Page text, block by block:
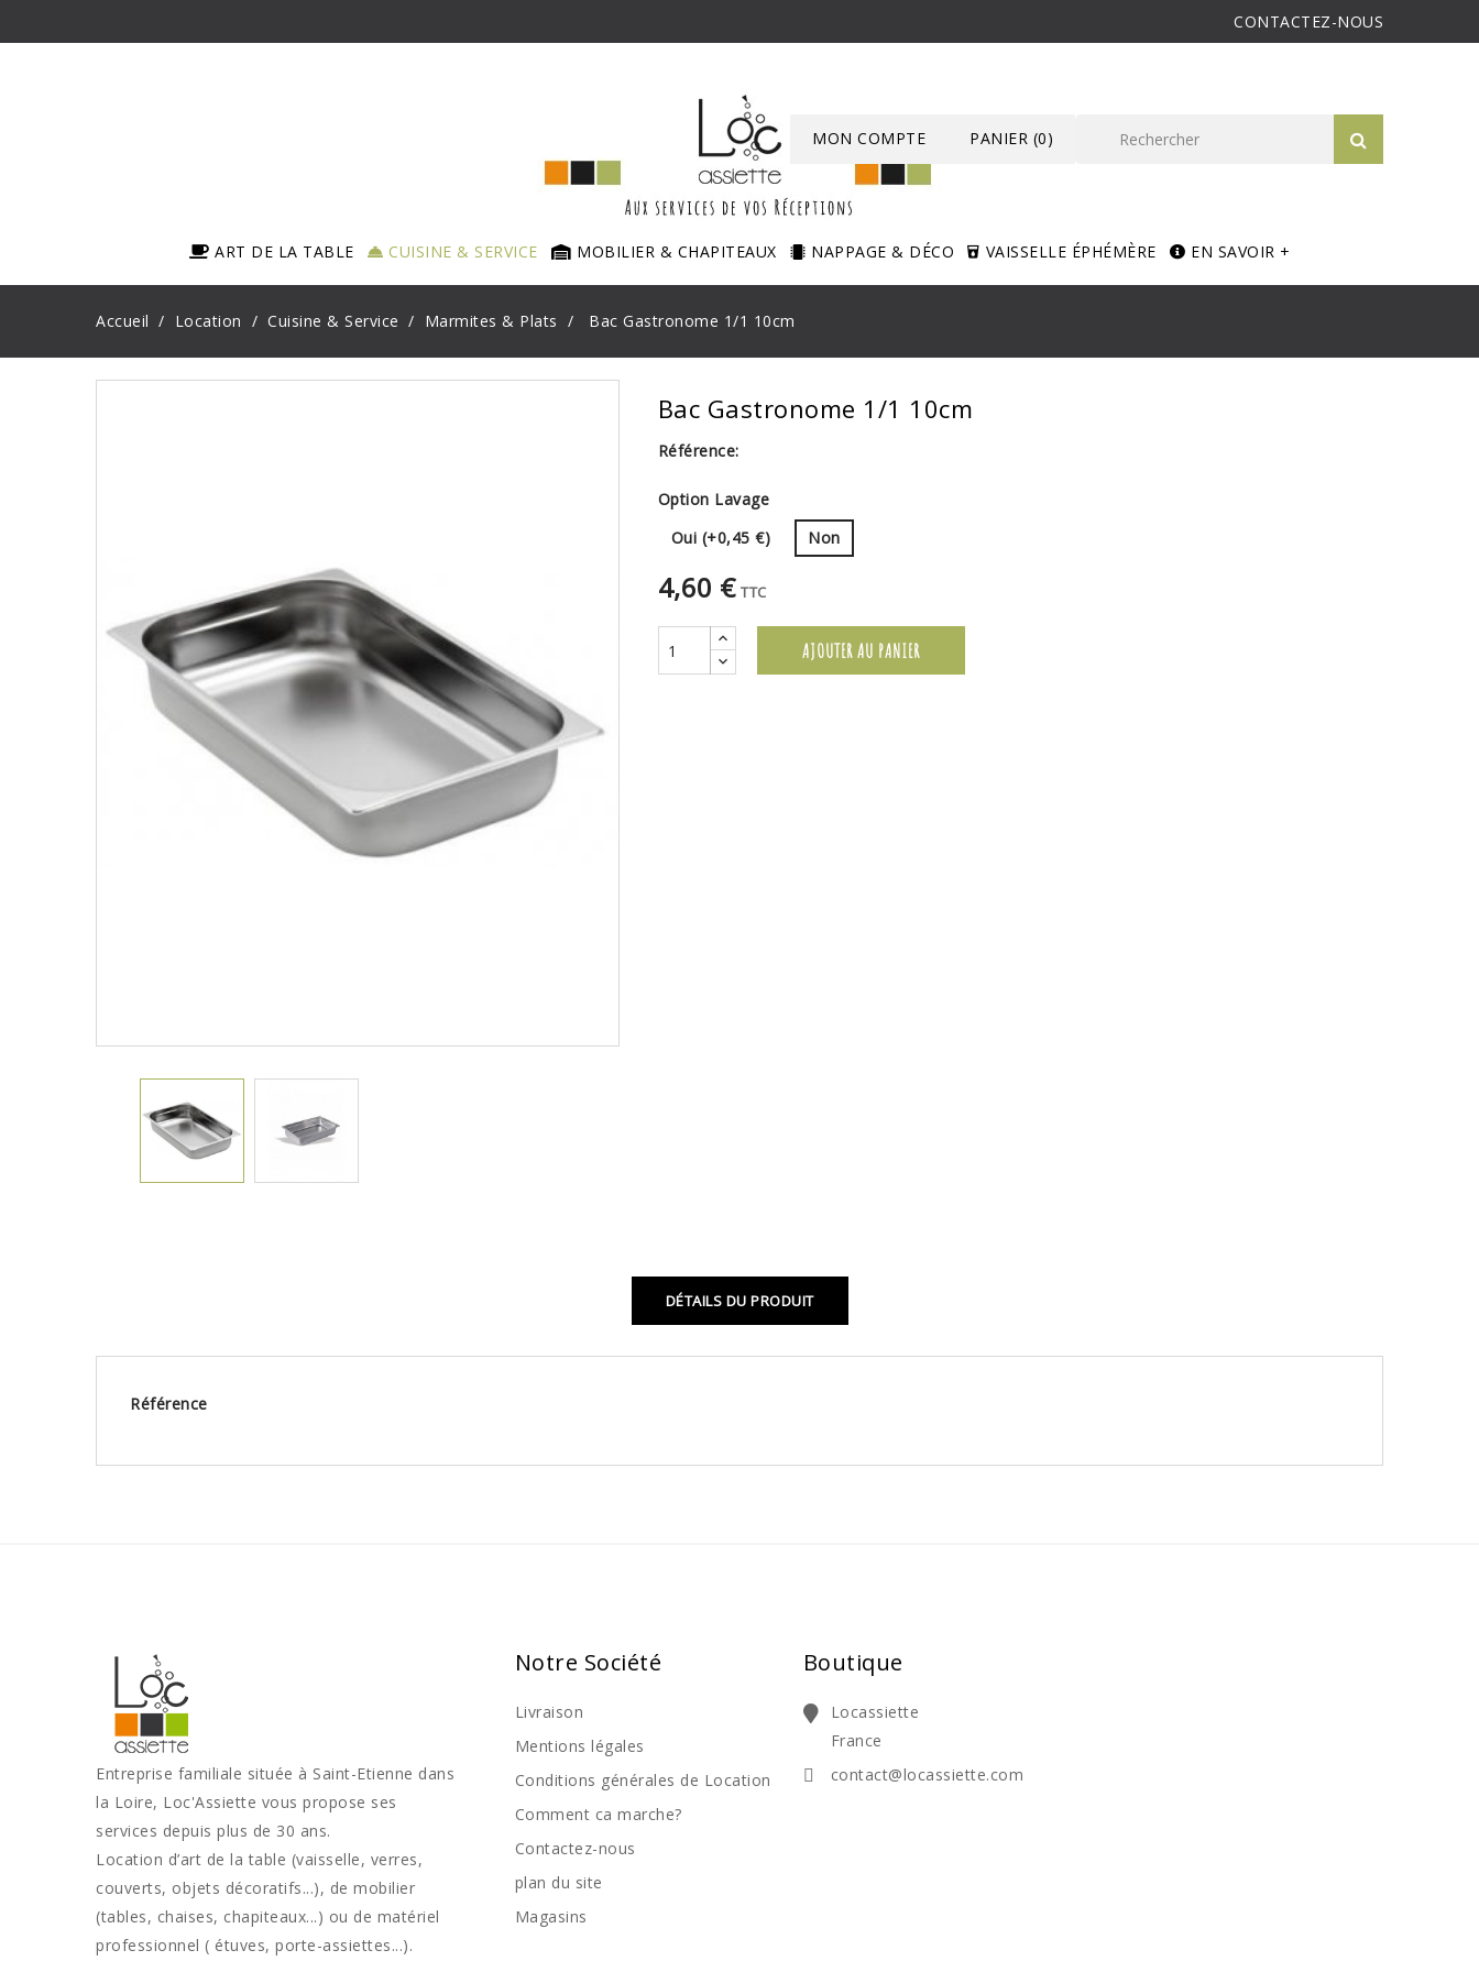
CONTACTEZ-NOUS
PANIER (0)
MON COMPTE
ART DE LA TABLE CUISINE & SERVICE MOBILIER & CHAPITEAUX NAPPAGE & DÉCO VAISSELLE ÉPHÉMÈRE EN SAVOIR +
Accueil Location Cuisine & Service Marmites & Plats Bac Gastronome 1/1 10cm
Bac Gastronome 1/1 10cm
Référence:
Option Lavage
Oui (+0,45 €)
Non
4,60 € TTC
AJOUTER AU PANIER
DÉTAILS DU PRODUIT
Référence
Entreprise familiale située à Saint-Etienne dans
la Loire, Loc'Assiette vous propose ses
services depuis plus de 30 ans.
Location d’art de la table (vaisselle, verres,
couverts, objets décoratifs...), de mobilier
(tables, chaises, chapiteaux...) ou de matériel
professionnel ( étuves, porte-assiettes...).
Notre Société
Livraison
Mentions légales
Conditions générales de Location
Comment ca marche?
Contactez-nous
plan du site
Magasins
Boutique
Locassiette
France
contact@locassiette.com